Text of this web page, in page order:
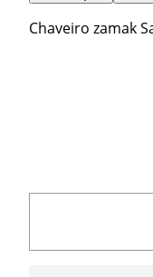
Chaveiro zamak